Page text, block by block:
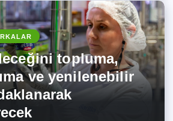
topluma,
ve yenilenebilir